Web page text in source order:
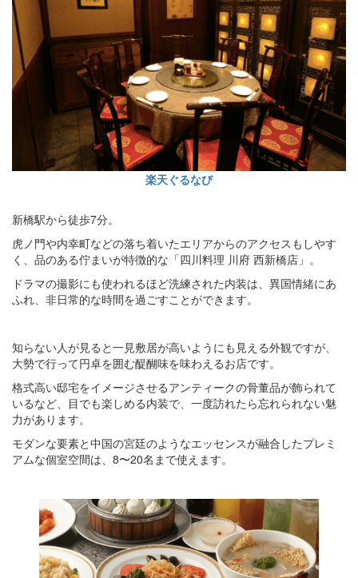
楽天ぐるなび
新橋駅から徒歩7分。
虎ノ門や内幸町などの落ち着いたエリアからのアクセスもしやす
く、品のある佇まいが特徴的な「四川料理 川府 西新橋店」。
ドラマの撮影にも使われるほど洗練された内装は、異国情緒にあ
ふれ、非日常的な時間を過ごすことができます。
知らない人が見ると一見敷居が高いようにも見える外観ですが、
大勢で行って円卓を囲む醍醐味を味わえるお店です。
格式高い邸宅をイメージさせるアンティークの骨董品が飾られて
いるなど、目でも楽しめる内装で、一度訪れたら忘れられない魅
力があります。
モダンな要素と中国の宮廷のようなエッセンスが融合したプレミ
アムな個室空間は、8〜20名まで使えます。